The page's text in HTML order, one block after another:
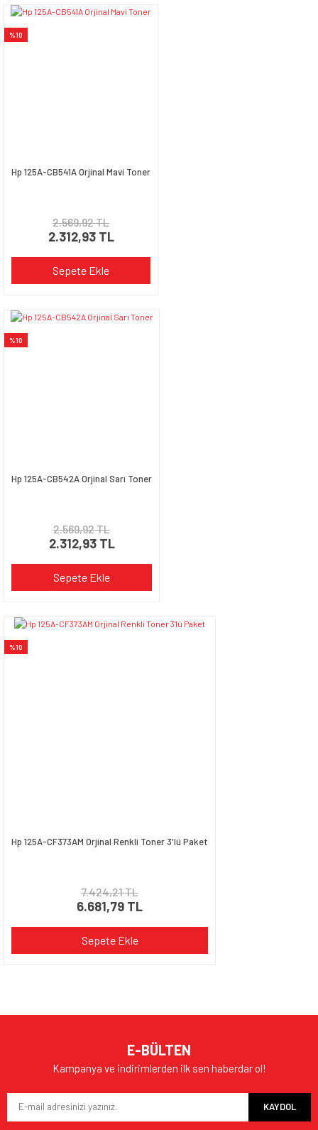
%10
Hp 125A-CB541A Orjinal Mavi Toner
2.569,92 TL
2.312,93 TL
Sepete Ekle
%10
Hp 125A-CB542A Orjinal Sarı Toner
2.569,92 TL
2.312,93 TL
Sepete Ekle
%10
Hp 125A-CF373AM Orjinal Renkli Toner 3'lü Paket
7.424,21 TL
6.681,79 TL
Sepete Ekle
E-BÜLTEN
Kampanya ve indirimlerden ilk sen haberdar ol!
KAYDOL